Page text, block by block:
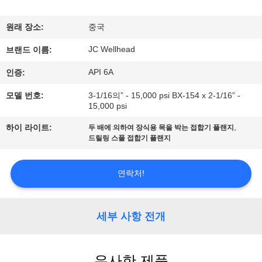
여
공
장
행
품
원래 장소: 중국
브랜드 이름: JC Wellhead
인증: API 6A
모델 번호:
3-1/16의” - 15,000 psi BX-154 x 2-1/16” -
15,000 psi
하이 라이트: 두 배에 의하여 장식용 목을 박는 접합기 플랜지 ,
드릴링 스풀 접합기 플랜지
연락처!
세부 사항 전개